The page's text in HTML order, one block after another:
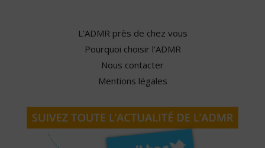
L'ADMR près de chez vous
Pourquoi choisir l'ADMR
Nous contacter
Mentions légales